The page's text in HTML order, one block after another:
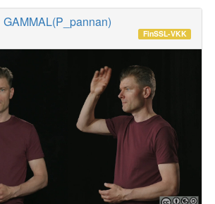
GAMMAL(P_pannan)
FinSSL-VKK